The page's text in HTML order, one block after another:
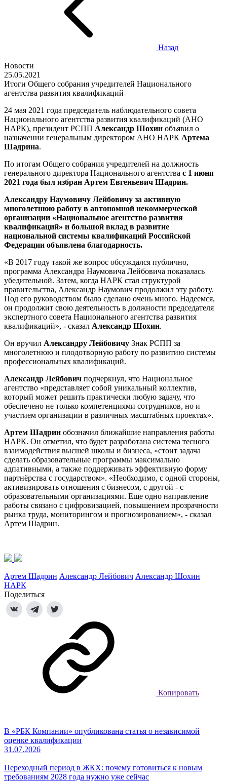
Назад
Новости
25.05.2021
Итоги Общего собрания учредителей Национального
агентства развития квалификаций
24 мая 2021 года председатель наблюдательного совета
Национального агентства развития квалификаций (АНО
НАРК), президент РСПП Александр Шохин объявил о
назначении генеральным директором АНО НАРК Артема
Шадрина.
По итогам Общего собрания учредителей на должность
генерального директора Национального агентства c 1 июня
2021 года был избран Артем Евгеньевич Шадрин.
Александру Наумовичу Лейбовичу за активную
многолетнюю работу в автономной некоммерческой
организации «Национальное агентство развития
квалификаций» и большой вклад в развитие
национальной системы квалификаций Российской
Федерации объявлена благодарность.
«В 2017 году такой же вопрос обсуждался публично,
программа Александра Наумовича Лейбовича показалась
убедительной. Затем, когда НАРК стал структурой
правительства, Александр Наумович продолжил эту работу.
Под его руководством было сделано очень много. Надеемся,
он продолжит свою деятельность в должности председателя
экспертного совета Национального агентства развития
квалификаций», - сказал Александр Шохин.
Он вручил Александру Лейбовичу Знак РСПП за
многолетнюю и плодотворную работу по развитию системы
профессиональных квалификаций.
Александр Лейбович подчеркнул, что Национальное
агентство «представляет собой уникальный коллектив,
который может решить практически любую задачу, что
обеспечено не только компетенциями сотрудников, но и
участием организации в различных масштабных проектах».
Артем Шадрин обозначил ближайшие направления работы
НАРК. Он отметил, что будет разработана система тесного
взаимодействия высшей школы и бизнеса, «стоит задача
сделать образовательные программы максимально
адпативными, а также поддерживать эффективную форму
партнёрства с государством». «Необходимо, с одной стороны,
активизировать отношения с бизнесом, с другой - с
образовательными организациями. Еще одно направление
работы связано с цифровизацией, повышением прозрачности
рынка труда, мониторингом и прогнозированием», - сказал
Артем Шадрин.
Артем Шадрин Александр Лейбович Александр Шохин
НАРК
Поделиться
Копировать
В «РБК Компании» опубликована статья о независимой
оценке квалификации
31.07.2026
Переходный период в ЖКХ: почему готовиться к новым
требованиям 2028 года нужно уже сейчас